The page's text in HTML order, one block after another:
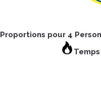
Proportions pour 4